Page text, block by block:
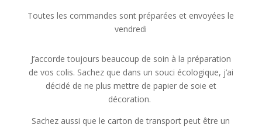
Toutes les commandes sont préparées et envoyées le
vendredi
J’accorde toujours beaucoup de soin à la préparation
de vos colis. Sachez que dans un souci écologique, j’ai
décidé de ne plus mettre de papier de soie et
décoration.
Sachez aussi que le carton de transport peut être un